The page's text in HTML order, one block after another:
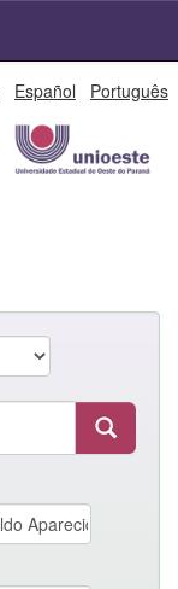
Español Português